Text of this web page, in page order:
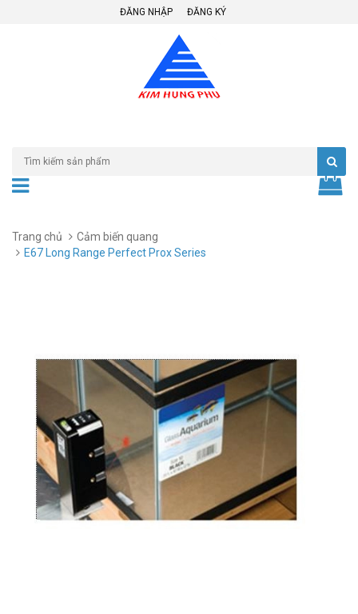
ĐĂNG NHẬP ĐĂNG KÝ
Trang chủ
Cảm biến quang
E67 Long Range Perfect Prox Series